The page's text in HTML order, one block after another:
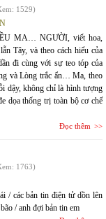
1529)
MA… NGƯỜI, viết hoa,
Tây, và theo cách hiểu của
đi cùng với sự teo tóp của
và Lòng trắc ẩn… Ma, theo
dậy, không chỉ là hình tượng
dọa thống trị toàn bộ cơ chế
Đọc thêm
1763)
/ các bản tin điện tử dồn lên
/ anh đợi bản tin em